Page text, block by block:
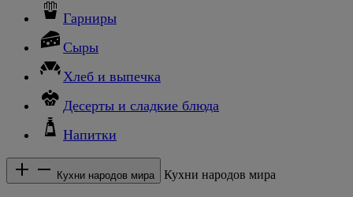
Гарниры
Сыры
Хлеб и выпечка
Десерты и сладкие блюда
Напитки
Кухни народов мира Кухни народов мира